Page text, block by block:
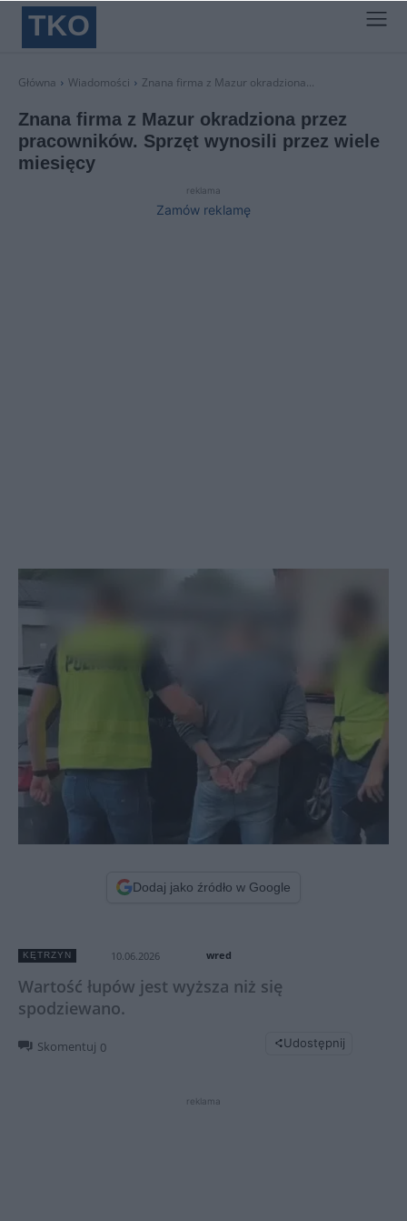
TKO
Główna Wiadomości Znana firma z Mazur okradziona...
Znana firma z Mazur okradziona przez
pracowników. Sprzęt wynosili przez wiele
miesięcy
reklama
Zamów reklamę
Dodaj jako źródło w Google
KĘTRZYN 10.06.2026 wred
Wartość łupów jest wyższa niż się
spodziewano.
Skomentuj 0 Udostępnij
reklama